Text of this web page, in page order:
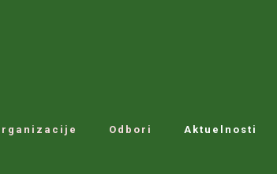
Odbori Aktuelnosti